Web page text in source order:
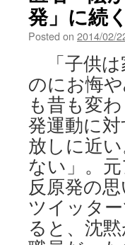
発」に続
Posted on 2014/02/
「子供は
のにお悔
も昔も変
発運動に
放しに近
ない」。
反原発の
ツイッタ
ると、沈